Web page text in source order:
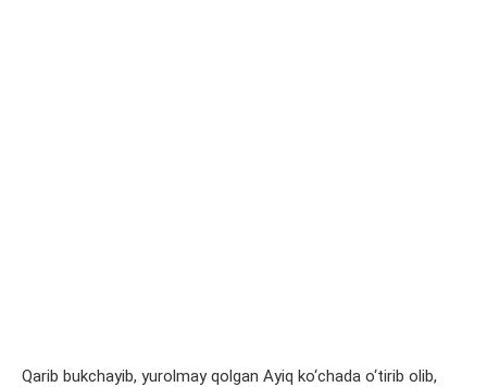
Qarib bukchayib, yurolmay qolgan Ayiq ko‘chada o‘tirib olib,